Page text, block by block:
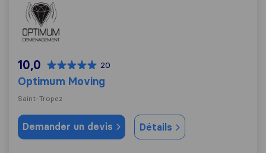
Optimum Moving
10,0 20
Optimum Moving
Saint-Tropez
Demander un devis Détails